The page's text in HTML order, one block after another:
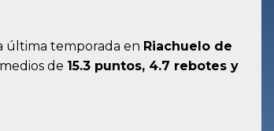
última temporada en Riachuelo de
de 15.3 puntos, 4.7 rebotes y